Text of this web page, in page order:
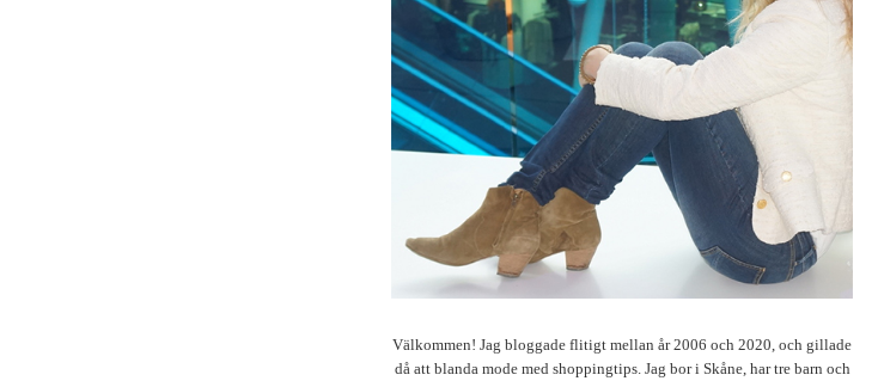
Välkommen! Jag bloggade flitigt mellan år 2006 och 2020, och gillade
då att blanda mode med shoppingtips. Jag bor i Skåne, har tre barn och